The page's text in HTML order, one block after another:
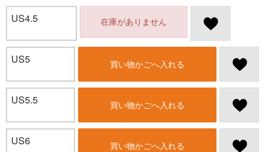
US4.5 在庫がありません
US5 買い物かごへ入れる
US5.5 買い物かごへ入れる
US6 買い物かごへ入れる